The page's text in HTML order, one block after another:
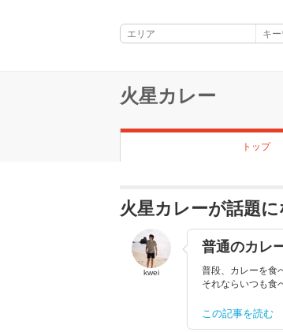
火星カレー
トップ
火星カレーが話題
kwei
普通のカレ
普段、カレーを食
それならいつも食
この記事を読む